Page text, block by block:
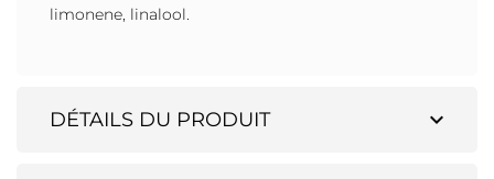
limonene, linalool.
expand_more
DÉTAILS DU PRODUIT